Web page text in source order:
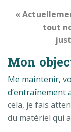
«
tout
Mon
Me maintenir,
d’entraînement
cela, je fais
du matériel qui